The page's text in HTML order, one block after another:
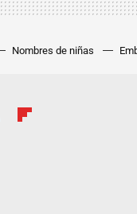
Nombres de niñas